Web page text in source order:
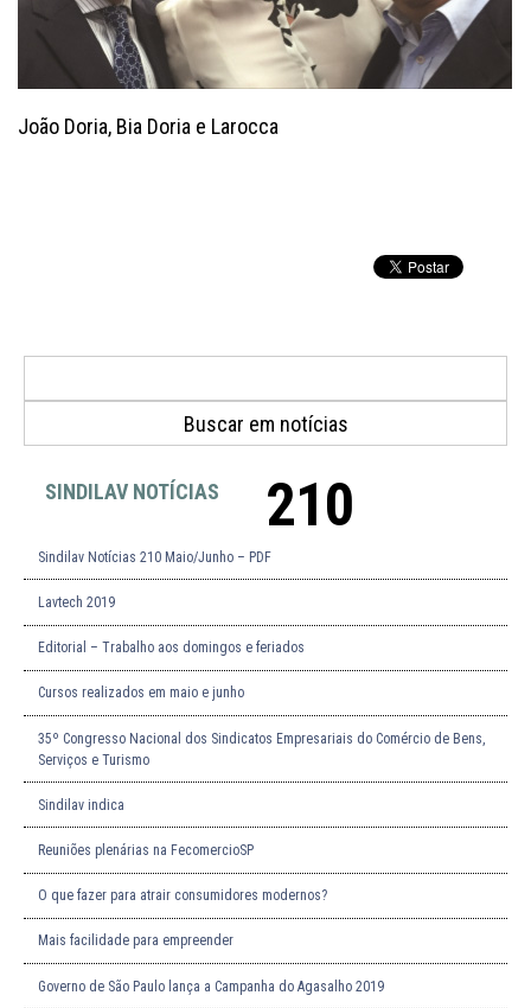
João Doria, Bia Doria e Larocca
SINDILAV NOTÍCIAS 210
Sindilav Notícias 210 Maio/Junho – PDF
Lavtech 2019
Editorial – Trabalho aos domingos e feriados
Cursos realizados em maio e junho
35º Congresso Nacional dos Sindicatos Empresariais do Comércio de Bens,
Serviços e Turismo
Sindilav indica
Reuniões plenárias na FecomercioSP
O que fazer para atrair consumidores modernos?
Mais facilidade para empreender
Governo de São Paulo lança a Campanha do Agasalho 2019